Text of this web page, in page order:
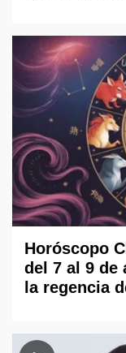
Horóscopo
del 7 al 9 de
la regencia